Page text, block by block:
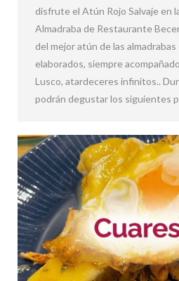
disfrute el Atún Rojo Salvaje en
Almadraba de Restaurante
del mejor atún de las
elaborados, siempre
Lusco, atardeceres infinitos..
podrán degustar los siguientes